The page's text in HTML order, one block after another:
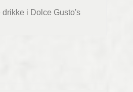
drikke i Dolce Gusto's